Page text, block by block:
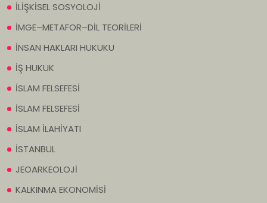
İLİŞKİSEL SOSYOLOJİ
İMGE–METAFOR–DİL TEORİLERİ
İNSAN HAKLARI HUKUKU
İŞ HUKUK
İSLAM FELSEFESİ
İSLAM FELSEFESİ
İSLAM İLAHİYATI
İSTANBUL
JEOARKEOLOJİ
KALKINMA EKONOMİSİ